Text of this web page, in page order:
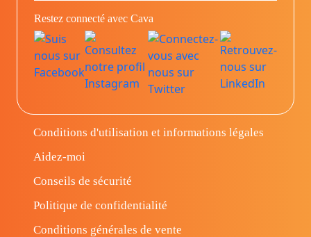
Restez connecté avec Cava
Conditions d'utilisation et informations légales
Aidez-moi
Conseils de sécurité
Politique de confidentialité
Conditions générales de vente